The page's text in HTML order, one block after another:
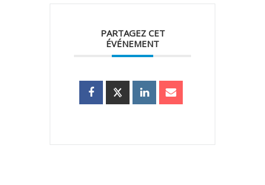
PARTAGEZ CET
ÉVÉNEMENT